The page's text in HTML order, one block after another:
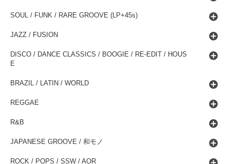
SOUL / FUNK / RARE GROOVE (LP+45s)
JAZZ / FUSION
DISCO / DANCE CLASSICS / BOOGIE / RE-EDIT / HOUS
E
BRAZIL / LATIN / WORLD
REGGAE
R&B
JAPANESE GROOVE / 和モノ
ROCK / POPS / SSW / AOR